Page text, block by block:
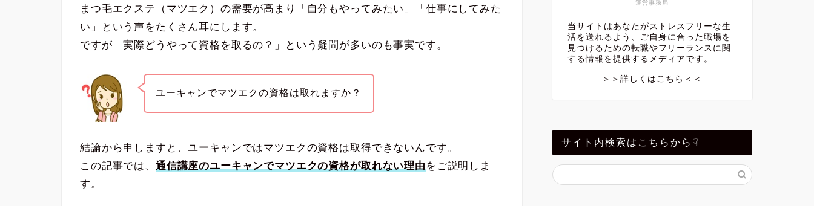
まつ毛エクステ（マツエク）の需要が高まり「自分もやってみたい」「仕事にしてみた
い」という声をたくさん耳にします。
ですが「実際どうやって資格を取るの？」という疑問が多いのも事実です。
ユーキャンでマツエクの資格は取れますか？
結論から申しますと、ユーキャンではマツエクの資格は取得できないんです。
この記事では、 通信講座のユーキャンでマツエクの資格が取れない理由 をご説明しま
す。
運営事務局
当サイトはあなたがストレスフリーな生
活を送れるよう、ご自身に合った職場を
見つけるための転職やフリーランスに関
する情報を提供するメディアです。
＞＞詳しくはこちら＜＜
サイト内検索はこちらから☟